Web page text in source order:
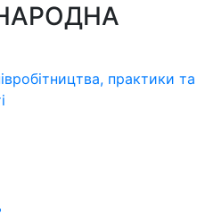
практики та